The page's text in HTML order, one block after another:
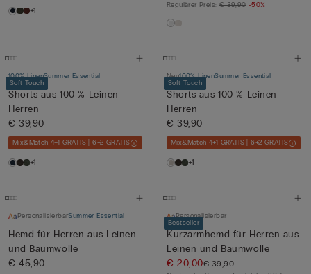
+1
Regulärer Preis: € 39,90 -50%
Soft Touch
100% LinenSummer Essential
Shorts aus 100 % Leinen
Herren
€ 39,90
Mix&Match 4+1 GRATIS | 6+2 GRATIS
+1
Soft Touch
Neu100% LinenSummer Essential
Shorts aus 100 % Leinen
Herren
€ 39,90
Mix&Match 4+1 GRATIS | 6+2 GRATIS
+1
PersonalisierbarSummer Essential
Hemd für Herren aus Leinen
und Baumwolle
€ 45,90
Bestseller
Personalisierbar
Kurzarmhemd für Herren aus
Leinen und Baumwolle
€ 20,00€ 39,90